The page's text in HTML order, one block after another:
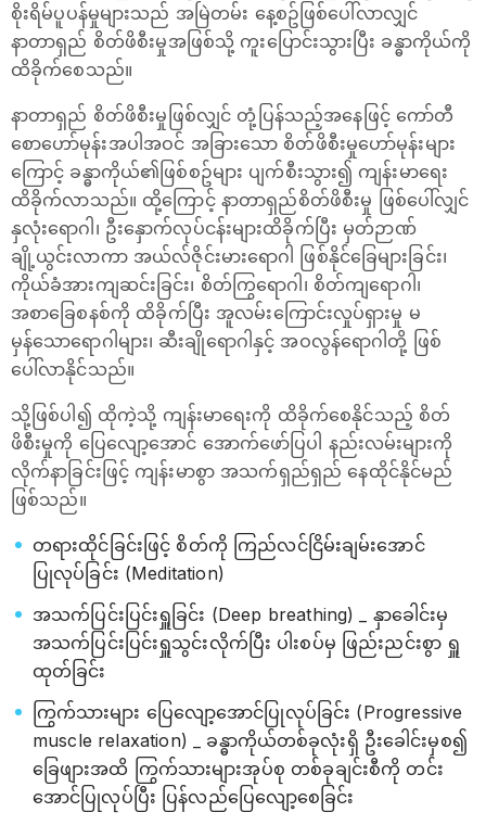
စိုးရိမ်ပူပန်မှုများသည် အမြဲတမ်း နေ့စဥ်ဖြစ်ပေါ်လာလျှင်
နာတာရှည် စိတ်ဖိစီးမှုအဖြစ်သို့ ကူးပြောင်းသွားပြီး ခန္ဓာကိုယ်ကို
ထိခိုက်စေသည်။
နာတာရှည် စိတ်ဖိစီးမှုဖြစ်လျှင် တုံ့ပြန်သည့်အနေဖြင့် ကော်တီ
စောဟော်မုန်းအပါအဝင် အခြားသော စိတ်ဖိစီးမှုဟော်မုန်းများ
ကြောင့် ခန္ဓာကိုယ်၏ဖြစ်စဥ်များ ပျက်စီးသွား၍ ကျန်းမာရေး
ထိခိုက်လာသည်။ ထို့ကြောင့် နာတာရှည်စိတ်ဖိစီးမှု ဖြစ်ပေါ်လျှင်
နှလုံး‌ရောဂါ၊ ဦးနှောက်လုပ်ငန်းများထိခိုက်ပြီး မှတ်ဉာဏ်
ချို့ယွင်းလာကာ အယ်လ်ဇိုင်းမား‌ရောဂါ ဖြစ်နိုင်ခြေများခြင်း၊
ကိုယ်ခံအားကျဆင်းခြင်း၊ စိတ်ကြွရောဂါ၊ စိတ်ကျရောဂါ၊
အစာခြေစနစ်ကို ထိခိုက်ပြီး အူလမ်းကြောင်းလှုပ်ရှားမှု မ
မှန်သော‌ရောဂါများ၊ ဆီးချိုရောဂါနှင့် အဝလွန်ရောဂါတို့ ဖြစ်
ပေါ်လာနိုင်သည်။
သို့ဖြစ်ပါ၍ ထိုကဲ့သို့ ကျန်းမာရေးကို ထိခိုက်စေနိုင်သည့် စိတ်
ဖိစီးမှုကို ပြေလျော့အောင် အောက်ဖော်ပြပါ နည်းလမ်းများကို
လိုက်နာခြင်းဖြင့် ကျန်းမာစွာ အသက်ရှည်ရှည် နေထိုင်နိုင်မည်
ဖြစ်သည်။
တရားထိုင်ခြင်းဖြင့် စိတ်ကို ကြည်လင်ငြိမ်းချမ်းအောင်
ပြုလုပ်ခြင်း (Meditation)
အသက်ပြင်းပြင်းရှူခြင်း (Deep breathing) _ နှာခေါင်းမှ
အသက်ပြင်းပြင်းရှူသွင်းလိုက်ပြီး ပါးစပ်မှ ဖြည်းညင်းစွာ ရှူ
ထုတ်ခြင်း
ကြွက်သားများ ပြေလျော့အောင်ပြုလုပ်ခြင်း (Progressive
muscle relaxation) _ ခန္ဓာကိုယ်တစ်ခုလုံးရှိ ဦးခေါင်းမှစ၍
ခြေဖျားအထိ ကြွက်သားများအုပ်စု တစ်ခုချင်းစီကို တင်း
အောင်ပြုလုပ်ပြီး ပြန်လည်ပြေလျော့စေခြင်း